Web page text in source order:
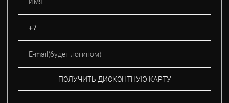
ПОЛУЧИТЬ ДИСКОНТНУЮ КАРТУ